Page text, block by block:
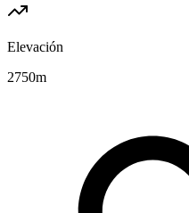
Elevación
2750m